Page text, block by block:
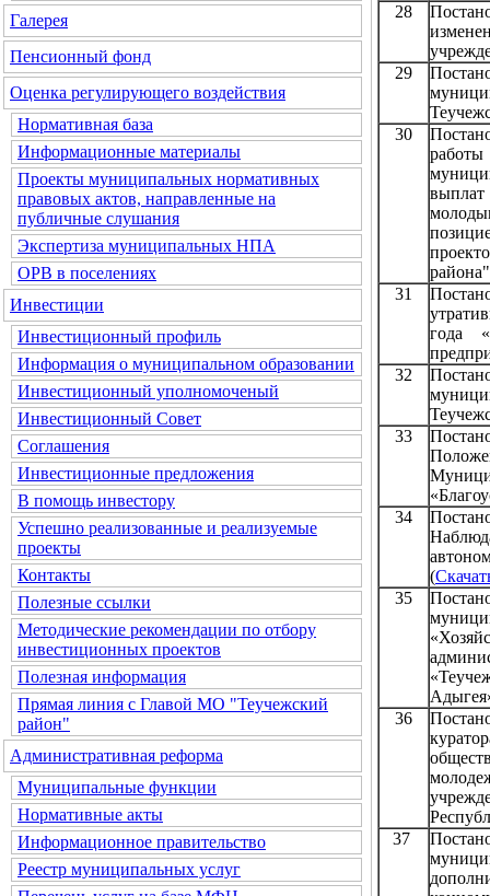
Галерея
Пенсионный фонд
Оценка регулирующего воздействия
Нормативная база
Информационные материалы
Проекты муниципальных нормативных
правовых актов, направленные на
публичные слушания
Экспертиза муниципальных НПА
ОРВ в поселениях
Инвестиции
Инвестиционный профиль
Информация о муниципальном образовании
Инвестиционный уполномоченый
Инвестиционный Совет
Соглашения
Инвестиционные предложения
В помощь инвестору
Успешно реализованные и реализуемые
проекты
Контакты
Полезные ссылки
Методические рекомендации по отбору
инвестиционных проектов
Полезная информация
Прямая линия с Главой МО "Теучежский
район"
Административная реформа
Муниципальные функции
Нормативные акты
Информационное правительство
Реестр муниципальных услуг
28
29
30
31
года
32
33
34
(
35
36
37